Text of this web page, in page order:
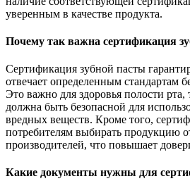
уверенным в качестве продукта.
Почему так важна сертификация
Сертификация зубной пасты
отвечает определенным стандартам
Это важно для здоровья полости рта,
должна быть безопасной для
вредных веществ. Кроме того,
потребителям выбирать продукцию
производителей, что повышает
Какие документы нужны для